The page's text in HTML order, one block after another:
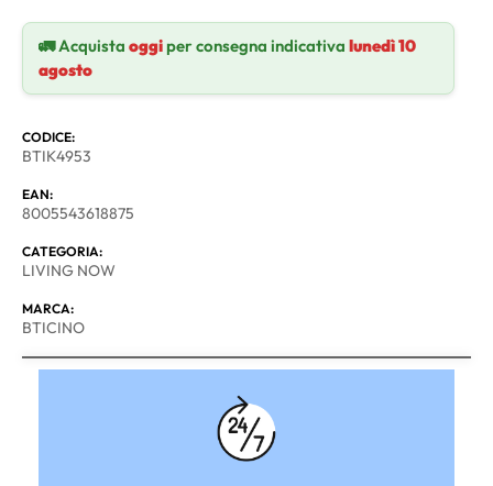
🚛 Acquista oggiper consegna indicativa lunedì 10
agosto
CODICE:
BTIK4953
EAN:
8005543618875
CATEGORIA:
LIVING NOW
MARCA:
BTICINO